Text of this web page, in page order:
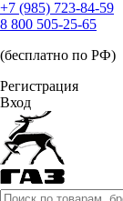
+7 (985) 723-84-59
8 800 505-25-65
(бесплатно по РФ)
Регистрация
Вход